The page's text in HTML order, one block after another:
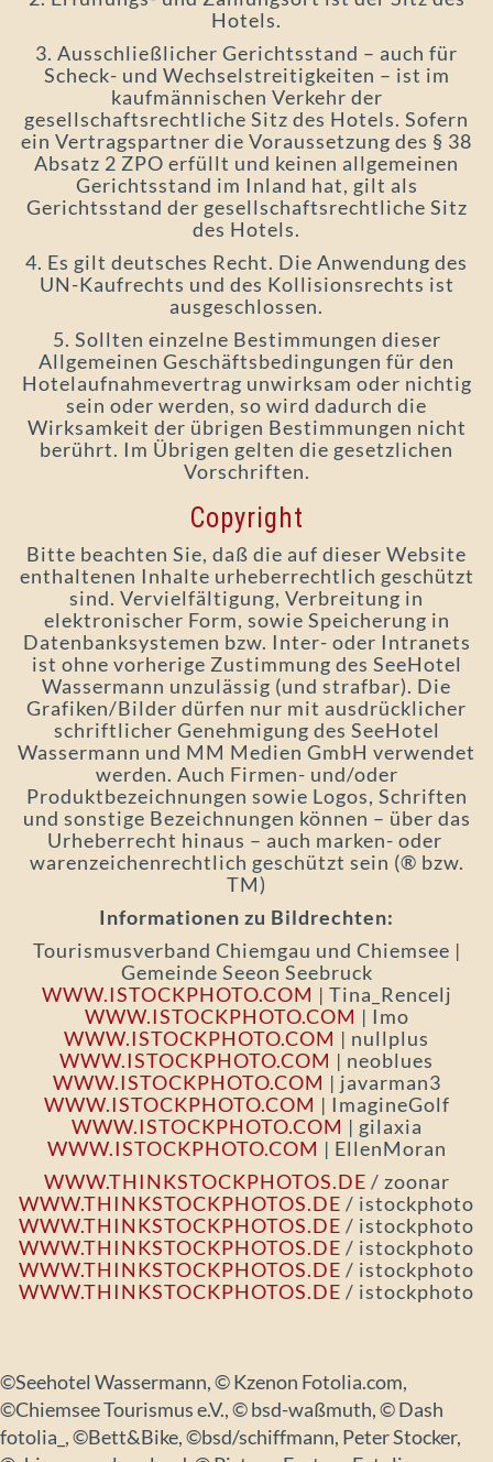
Hotels.
3. Ausschließlicher Gerichtsstand – auch für
Scheck- und Wechselstreitigkeiten – ist im
kaufmännischen Verkehr der
gesellschaftsrechtliche Sitz des Hotels. Sofern
ein Vertragspartner die Voraussetzung des § 38
Absatz 2 ZPO erfüllt und keinen allgemeinen
Gerichtsstand im Inland hat, gilt als
Gerichtsstand der gesellschaftsrechtliche Sitz
des Hotels.
4. Es gilt deutsches Recht. Die Anwendung des
UN-Kaufrechts und des Kollisionsrechts ist
ausgeschlossen.
5. Sollten einzelne Bestimmungen dieser
Allgemeinen Geschäftsbedingungen für den
Hotelaufnahmevertrag unwirksam oder nichtig
sein oder werden, so wird dadurch die
Wirksamkeit der übrigen Bestimmungen nicht
berührt. Im Übrigen gelten die gesetzlichen
Vorschriften.
Copyright
Bitte beachten Sie, daß die auf dieser Website
enthaltenen Inhalte urheberrechtlich geschützt
sind. Vervielfältigung, Verbreitung in
elektronischer Form, sowie Speicherung in
Datenbanksystemen bzw. Inter- oder Intranets
ist ohne vorherige Zustimmung des SeeHotel
Wassermann unzulässig (und strafbar). Die
Grafiken/Bilder dürfen nur mit ausdrücklicher
schriftlicher Genehmigung des SeeHotel
Wassermann und MM Medien GmbH verwendet
werden. Auch Firmen- und/oder
Produktbezeichnungen sowie Logos, Schriften
und sonstige Bezeichnungen können – über das
Urheberrecht hinaus – auch marken- oder
warenzeichenrechtlich geschützt sein (® bzw.
TM)
Informationen zu Bildrechten:
Tourismusverband Chiemgau und Chiemsee |
Gemeinde Seeon Seebruck
WWW.ISTOCKPHOTO.COM | Tina_Rencelj
WWW.ISTOCKPHOTO.COM | Imo
WWW.ISTOCKPHOTO.COM | nullplus
WWW.ISTOCKPHOTO.COM | neoblues
WWW.ISTOCKPHOTO.COM | javarman3
WWW.ISTOCKPHOTO.COM | ImagineGolf
WWW.ISTOCKPHOTO.COM | gilaxia
WWW.ISTOCKPHOTO.COM | EllenMoran
WWW.THINKSTOCKPHOTOS.DE / zoonar
WWW.THINKSTOCKPHOTOS.DE / istockphoto
WWW.THINKSTOCKPHOTOS.DE / istockphoto
WWW.THINKSTOCKPHOTOS.DE / istockphoto
WWW.THINKSTOCKPHOTOS.DE / istockphoto
WWW.THINKSTOCKPHOTOS.DE / istockphoto
©Seehotel Wassermann, © Kzenon Fotolia.com,
©Chiemsee Tourismus e.V., © bsd-waßmuth, © Dash
fotolia_, ©Bett&Bike, ©bsd/schiffmann, Peter Stocker,